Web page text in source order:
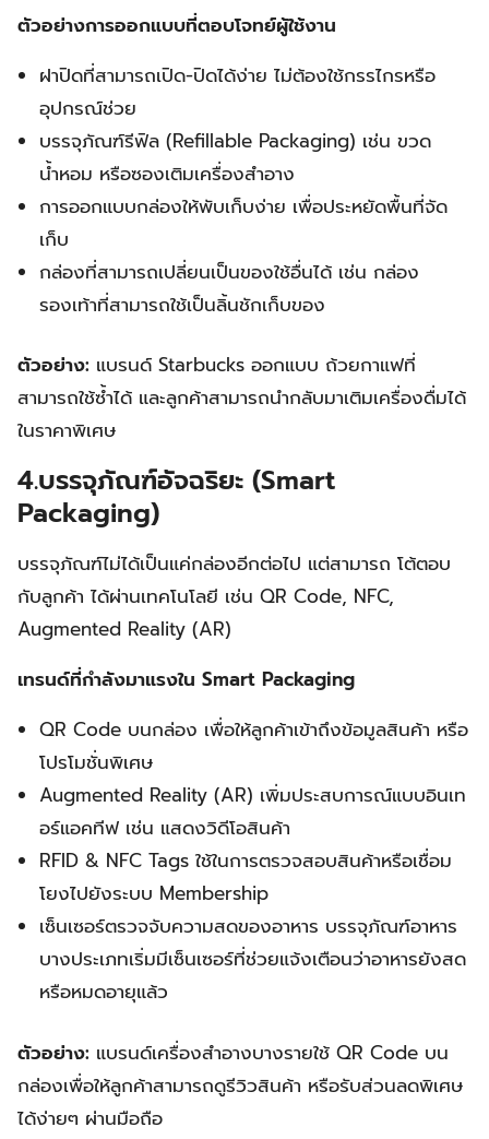
ตัวอย่างการออกแบบที่ตอบโจทย์ผู้ใช้งาน
ฝาปิดที่สามารถเปิด-ปิดได้ง่าย ไม่ต้องใช้กรรไกรหรือ
อุปกรณ์ช่วย
บรรจุภัณฑ์รีฟิล (Refillable Packaging) เช่น ขวด
น้ำหอม หรือซองเติมเครื่องสำอาง
การออกแบบกล่องให้พับเก็บง่าย เพื่อประหยัดพื้นที่จัด
เก็บ
กล่องที่สามารถเปลี่ยนเป็นของใช้อื่นได้ เช่น กล่อง
รองเท้าที่สามารถใช้เป็นลิ้นชักเก็บของ
ตัวอย่าง: แบรนด์ Starbucks ออกแบบ ถ้วยกาแฟที่
สามารถใช้ซ้ำได้ และลูกค้าสามารถนำกลับมาเติมเครื่องดื่มได้
ในราคาพิเศษ
4.บรรจุภัณฑ์อัจฉริยะ (Smart
Packaging)
บรรจุภัณฑ์ไม่ได้เป็นแค่กล่องอีกต่อไป แต่สามารถ โต้ตอบ
กับลูกค้า ได้ผ่านเทคโนโลยี เช่น QR Code, NFC,
Augmented Reality (AR)
เทรนด์ที่กำลังมาแรงใน Smart Packaging
QR Code บนกล่อง เพื่อให้ลูกค้าเข้าถึงข้อมูลสินค้า หรือ
โปรโมชั่นพิเศษ
Augmented Reality (AR) เพิ่มประสบการณ์แบบอินเท
อร์แอคทีฟ เช่น แสดงวิดีโอสินค้า
RFID & NFC Tags ใช้ในการตรวจสอบสินค้าหรือเชื่อม
โยงไปยังระบบ Membership
เซ็นเซอร์ตรวจจับความสดของอาหาร บรรจุภัณฑ์อาหาร
บางประเภทเริ่มมีเซ็นเซอร์ที่ช่วยแจ้งเตือนว่าอาหารยังสด
หรือหมดอายุแล้ว
ตัวอย่าง: แบรนด์เครื่องสำอางบางรายใช้ QR Code บน
กล่องเพื่อให้ลูกค้าสามารถดูรีวิวสินค้า หรือรับส่วนลดพิเศษ
ได้ง่ายๆ ผ่านมือถือ